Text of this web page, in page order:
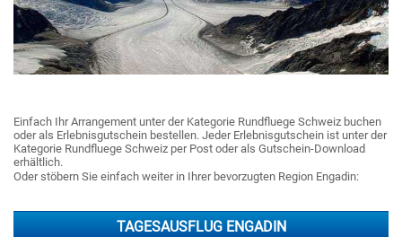
Einfach Ihr Arrangement unter der Kategorie Rundfluege Schweiz buchen
oder als Erlebnisgutschein bestellen. Jeder Erlebnisgutschein ist unter der
Kategorie Rundfluege Schweiz per Post oder als Gutschein-Download
erhältlich.
Oder stöbern Sie einfach weiter in Ihrer bevorzugten Region Engadin:
TAGESAUSFLUG ENGADIN